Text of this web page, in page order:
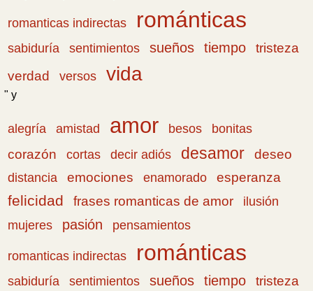
romanticas indirectas románticas
sabiduría sentimientos sueños tiempo
tristeza
verdad
versos vida
" y
alegría amistad amor besos
bonitas
corazón
cortas decir adiós desamor deseo
distancia emociones enamorado esperanza
felicidad frases romanticas de amor
ilusión
mujeres
pasión pensamientos
romanticas indirectas románticas
sabiduría sentimientos sueños tiempo tristeza